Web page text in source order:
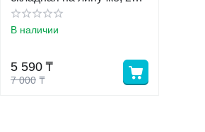
колеса, наружный
карман, цвет
В наличии
7 000 ₸
5 590 ₸